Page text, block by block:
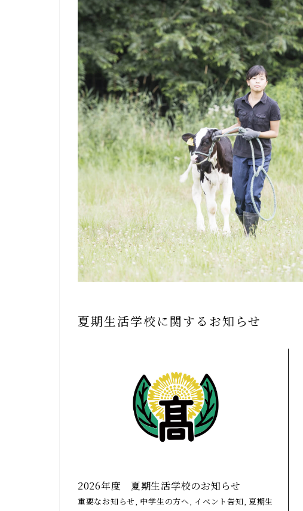
夏期⽣活学校に関するお知らせ
2026年度 夏期生活学校のお知らせ
重要なお知らせ, 中学生の方へ, イベント告知, 夏期生